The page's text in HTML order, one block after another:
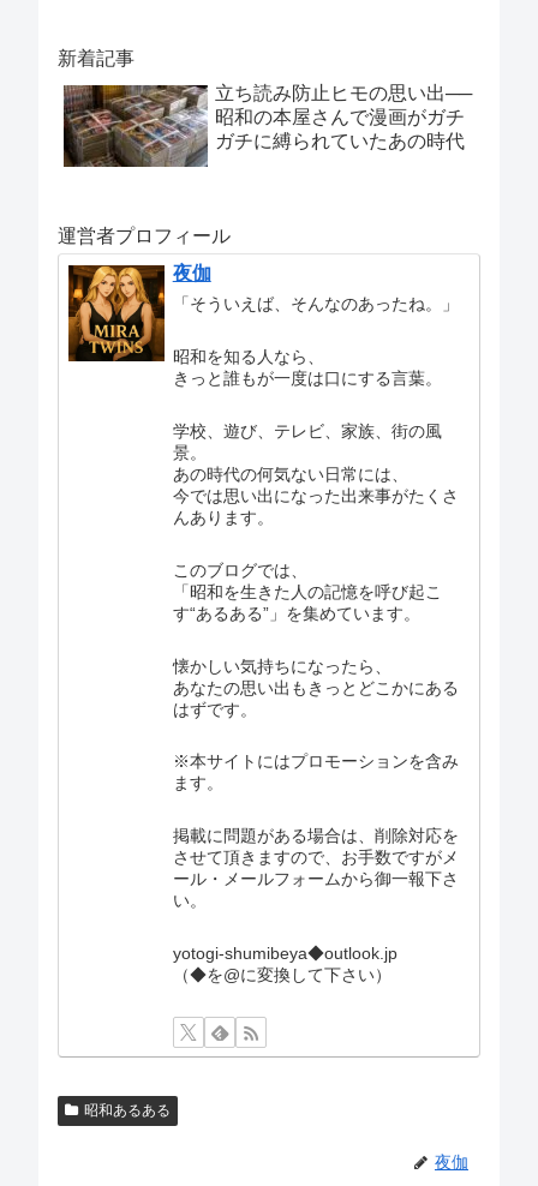
新着記事
立ち読み防止ヒモの思い出──
昭和の本屋さんで漫画がガチ
ガチに縛られていたあの時代
運営者プロフィール
夜伽
「そういえば、そんなのあったね。」
昭和を知る人なら、
きっと誰もが一度は口にする言葉。
学校、遊び、テレビ、家族、街の風
景。
あの時代の何気ない日常には、
今では思い出になった出来事がたくさ
んあります。
このブログでは、
「昭和を生きた人の記憶を呼び起こ
す“あるある”」を集めています。
懐かしい気持ちになったら、
あなたの思い出もきっとどこかにある
はずです。
※本サイトにはプロモーションを含み
ます。
掲載に問題がある場合は、削除対応を
させて頂きますので、お手数ですがメ
ール・メールフォームから御一報下さ
い。
yotogi-shumibeya◆outlook.jp
（◆を@に変換して下さい）
昭和あるある
夜伽